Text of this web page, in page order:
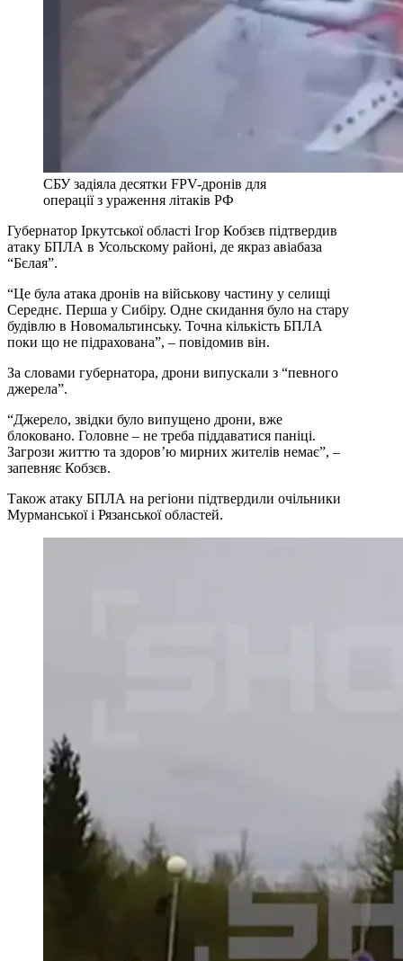
СБУ задіяла десятки FPV-дронів для
операції з ураження літаків РФ
Губернатор Іркутської області Ігор Кобзєв підтвердив
атаку БПЛА в Усольскому районі, де якраз авіабаза
“Бєлая”.
“Це була атака дронів на військову частину у селищі
Середнє. Перша у Сибіру. Одне скидання було на стару
будівлю в Новомальтинську. Точна кількість БПЛА
поки що не підрахована”, – повідомив він.
За словами губернатора, дрони випускали з “певного
джерела”.
“Джерело, звідки було випущено дрони, вже
блоковано. Головне – не треба піддаватися паніці.
Загрози життю та здоров’ю мирних жителів немає”, –
запевняє Кобзєв.
Також атаку БПЛА на регіони підтвердили очільники
Мурманської і Рязанської областей.